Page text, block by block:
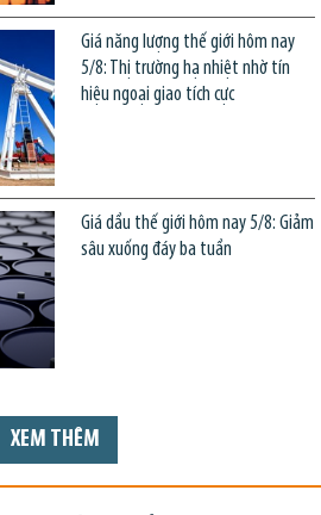
Giá năng lượng thế giới hôm nay
5/8: Thị trường hạ nhiệt nhờ tín
hiệu ngoại giao tích cực
Giá dầu thế giới hôm nay 5/8: Giảm
sâu xuống đáy ba tuần
XEM THÊM